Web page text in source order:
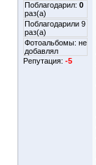
Поблагодарил: 0
раз(а)
Поблагодарили 9
раз(а)
Фотоальбомы: не
добавлял
Репутация: -5